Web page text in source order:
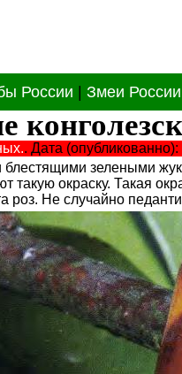
России Змеи России
. Дата
зелеными
такую окраску. Такая
роз. Не случайно